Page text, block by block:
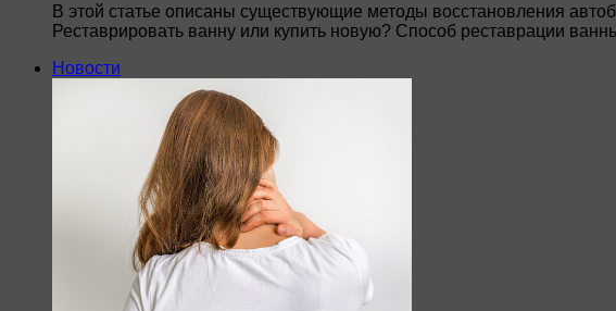
В этой статье описаны существующие методы восстановления
Реставрировать ванну или купить новую? Способ реставрации
Новости